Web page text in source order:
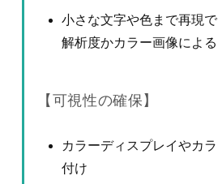
小さな文字や色まで再現
解析度かカラー画像によ
【可視性の確保】
カラーディスプレイやカ
付け